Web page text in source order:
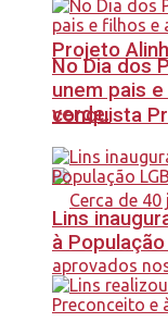
Projeto
conquista
No Dia dos
unem pais
verde.
Lins
à População